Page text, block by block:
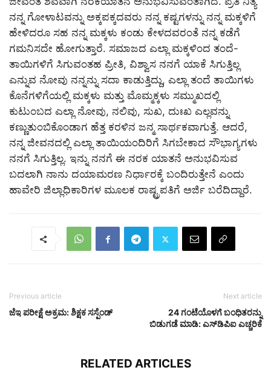
ನನ್ನ ಗೋಳಾಟವನ್ನು ಅಕ್ಕಪಕ್ಕದವರು ನನ್ನ ಕಷ್ಟಗಳನ್ನು ನನ್ನ ಮಕ್ಕಳಿಗೆ
ಹೇಳಿದರೂ ಸಹ ನನ್ನ ಮಕ್ಕಳು ಕಂಡು ಕೇಳದವರಂತೆ ನನ್ನ ಕಡೆಗೆ
ಗಮನಿಸದೇ ಹೋಗುತ್ತಾರೆ. ಸಮಾಜದ ಎಲ್ಲಾ ಮಕ್ಕಳಿಂದ ತಂದೆ-
ತಾಯಿಗಳಿಗೆ ಸಿಗುವಂತಹ ಪ್ರೀತಿ, ವಿಶ್ವಾಸ ನನಗೆ ಯಾಕೆ ಸಿಗುತ್ತಿಲ್ಲ
ಎನ್ನುವ ನೋವು ನನ್ನನ್ನು ಸದಾ ಕಾಡುತ್ತಿದ್ದು, ಎಲ್ಲಾ ತಂದೆ ತಾಯಿಗಳು
ಕೊನೆಗಳಿಗೆಯಲ್ಲಿ ಮಕ್ಕಳು ಮತ್ತು ಮೊಮ್ಮಕ್ಕಳು ಸಮ್ಮುಖದಲ್ಲಿ
ಕುಟುಂಬದ ಎಲ್ಲಾ ನೋವು, ನಲಿವು, ಸುಖ, ದುಃಖ ಎಲ್ಲವನ್ನು
ಕಣ್ಣುತುಂಬಿಕೊಂಡಾಗ ಹೆತ್ತ ಕರಳಿನ ಜನ್ಮ ಸಾರ್ಥಕವಾಗುತ್ತೆ. ಆದರೆ,
ನನ್ನ ಜೀವನದಲ್ಲಿ ಎಲ್ಲಾ ತಾಯಿಯಂದಿರಿಗೆ ಸಿಗಬೇಕಾದ ಸೌಭಾಗ್ಯಗಳು
ನನಗೆ ಸಿಗುತ್ತಿಲ್ಲ. ಇನ್ನು ನನಗೆ ಈ ನರಕ ಯಾತನೆ ಅನುಭವಿಸುವ
ಬದಲಾಗಿ ನಾನು ದಯಾಮರಣ ನಿರ್ಧಾರಕ್ಕೆ ಬಂದಿರುತ್ತೇನೆ ಎಂದು
ಹಾವೇರಿ ಜಿಲ್ಲಾಧಿಕಾರಿಗಳ ಮೂಲಕ ರಾಷ್ಟ್ರಪತಿಗೆ ಅರ್ಜಿ ಬರೆದಿದ್ದಾರೆ.
Previous article
ಜೆಇ ಪರೀಕ್ಷೆ ಅಕ್ರಮ: ಶಿಕ್ಷಕ ಸಸ್ಪೆಂಡ್
Next article
24 ಗಂಟೆಯೊಳಗೆ ಬಂಧಿತರನ್ನು
ಬಿಡುಗಡೆ ಮಾಡಿ: ಎಸ್​ಡಿಪಿಐ ಎಚ್ಚರಿಕೆ
RELATED ARTICLES